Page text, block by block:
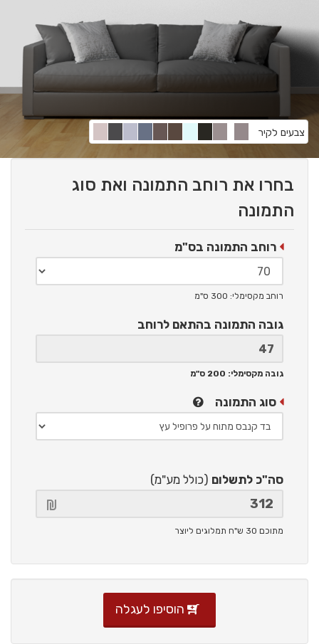
צבעים לקיר
בחרו את רוחב התמונה ואת סוג
התמונה
רוחב התמונה בס"מ
רוחב מקסימלי: 300 ס"מ
גובה התמונה בהתאם לרוחב
גובה מקסימלי: 200 ס"מ
סוג התמונה
סה"כ לתשלום (כולל מע"מ)
מתוכם 30 ש"ח תמלוגים ליוצר
הוסיפו לעגלה